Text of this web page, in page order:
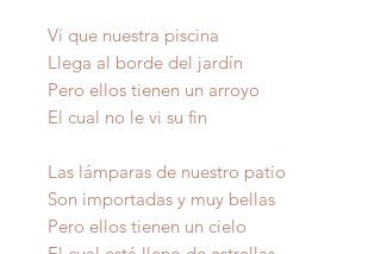
Vi que nuestra piscina
Llega al borde del jardín
Pero ellos tienen un arroyo
El cual no le vi su fin
Las lámparas de nuestro patio
Son importadas y muy bellas
Pero ellos tienen un cielo